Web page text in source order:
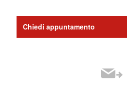
Chiedi appuntamento